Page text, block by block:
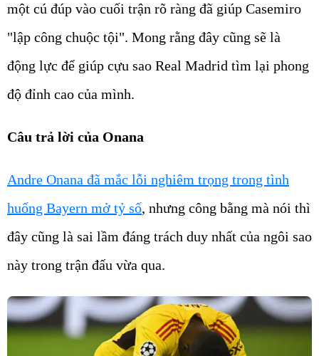
một cú đúp vào cuối trận rõ ràng đã giúp Casemiro
"lập công chuộc tội". Mong rằng đây cũng sẽ là
động lực để giúp cựu sao Real Madrid tìm lại phong
độ đỉnh cao của mình.
Câu trả lời của Onana
Andre Onana đã mắc lỗi nghiêm trọng trong tình
huống Bayern mở tỷ số, nhưng công bằng mà nói thì
đây cũng là sai lầm đáng trách duy nhất của ngôi sao
này trong trận đấu vừa qua.